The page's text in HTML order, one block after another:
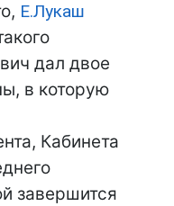
Е.Лукаш
дал двое
в которую
Кабинета
завершится